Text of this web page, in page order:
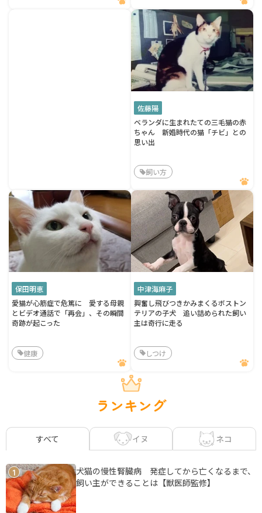
佐藤陽
ベランダに生まれたての三毛猫の赤
ちゃん 新婚時代の猫「チビ」との
思い出
飼い方
保田明恵
愛猫が心筋症で危篤に 愛する母親
とビデオ通話で「再会」、その瞬間
奇跡が起こった
健康
中津海麻子
興奮し飛びつきかみまくるボストン
テリアの子犬 追い詰められた飼い
主は奇行に走る
しつけ
ランキング
すべて イヌ ネコ
1
犬猫の慢性腎臓病 発症してから亡くなるまで、
飼い主ができることは【獣医師監修】